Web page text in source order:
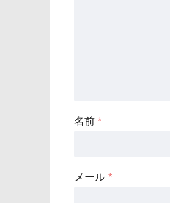
名前 *
メール *